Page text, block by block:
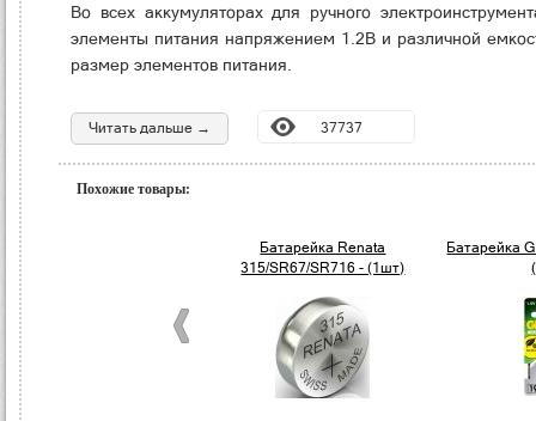
Во всех аккумуляторах для ручного
элементы питания напряжением 1.2В и различной
размер элементов питания.
Читать дальше → 37737
Похожие товары:
Батарейка Renata
315/SR67/SR716 - (1шт)
Батарейка